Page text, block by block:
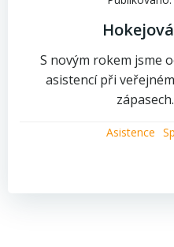
S novým rokem jsme
asistencí při
Asistence